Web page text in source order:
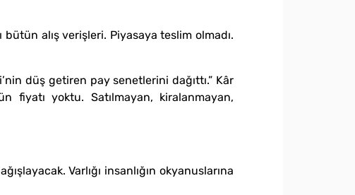
bütün alış verişleri. Piyasaya teslim olmadı.
düş getiren pay senetlerini dağıttı.” Kâr
fiyatı yoktu. Satılmayan, kiralanmayan,
Varlığı insanlığın okyanuslarına